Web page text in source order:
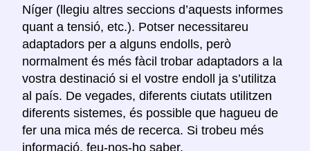
Níger (llegiu altres seccions d’aquests informes
quant a tensió, etc.). Potser necessitareu
adaptadors per a alguns endolls, però
normalment és més fàcil trobar adaptadors a la
vostra destinació si el vostre endoll ja s’utilitza
al país. De vegades, diferents ciutats utilitzen
diferents sistemes, és possible que hagueu de
fer una mica més de recerca. Si trobeu més
informació, feu-nos-ho saber.